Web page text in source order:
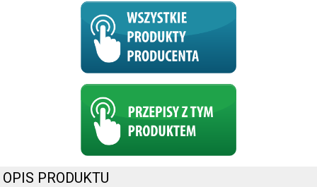
OPIS PRODUKTU